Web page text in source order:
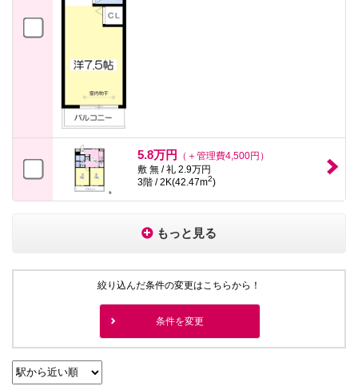
5.8万円
（＋管理費4,500円）
敷 無 / 礼 2.9万円
3階 / 2K(42.47m2)
もっと見る
絞り込んだ条件の変更はこちらから！
条件を変更